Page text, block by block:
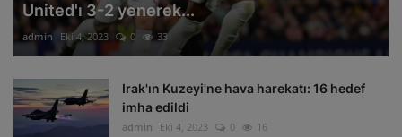
United'ı 3-2 yenerek...
admin Eki 4, 2023 0 33
Irak'ın Kuzeyi'ne hava harekatı: 16 hedef
imha edildi
admin Eki 4, 2023 0 16